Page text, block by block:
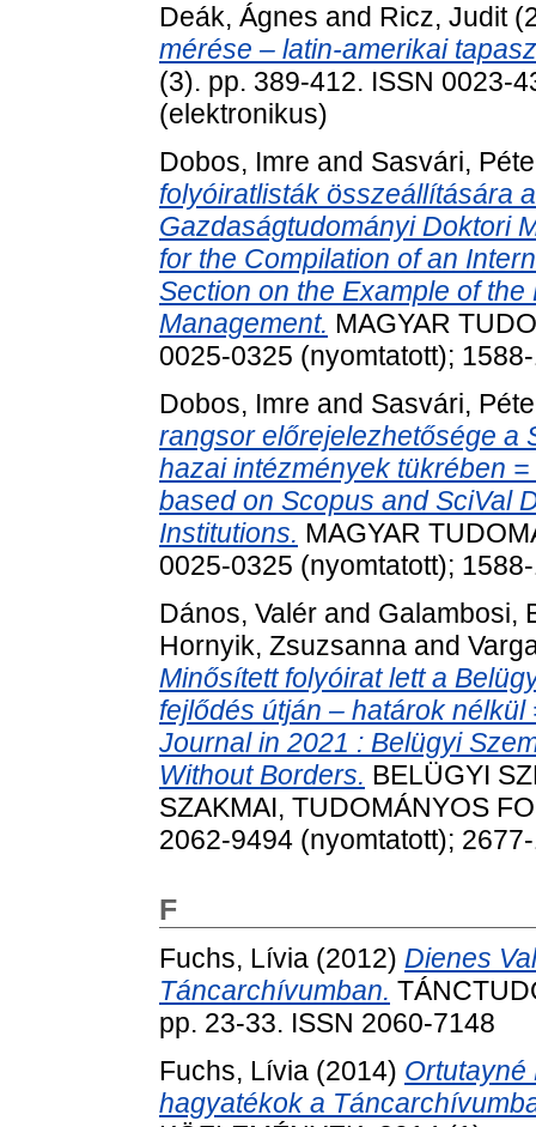
Deák, Ágnes and Ricz, Judit
mérése – latin-amerikai
(3). pp. 389-412. ISSN 0023-
(elektronikus)
Dobos, Imre and Sasvári,
folyóiratlisták összeállítására
Gazdaságtudományi Doktori
for the Compilation of an
Section on the Example of
Management. MAGYAR
0025-0325 (nyomtatott);
Dobos, Imre and Sasvári,
rangsor előrejelezhetősége a
hazai intézmények tükrében
based on Scopus and SciVal
Institutions. MAGYAR
0025-0325 (nyomtatott);
Dános, Valér and Galambosi,
Hornyik, Zsuzsanna and
Minősített folyóirat lett a
fejlődés útján – határok
Journal in 2021 : Belügyi
Without Borders. BELÜGYI
SZAKMAI, TUDOMÁNYOS
2062-9494 (nyomtatott);
F
Fuchs, Lívia (2012) Dienes
Táncarchívumban.
pp. 23-33. ISSN 2060-7148
Fuchs, Lívia (2014) Ortutayné
hagyatékok a